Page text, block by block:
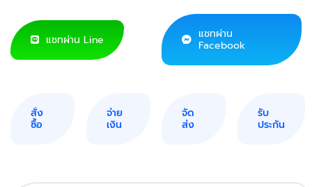
แชทผ่าน Line
แชทผ่าน
Facebook
สั่ง
ซื้อ
จ่าย
เงิน
จัด
ส่ง
รับ
ประกัน